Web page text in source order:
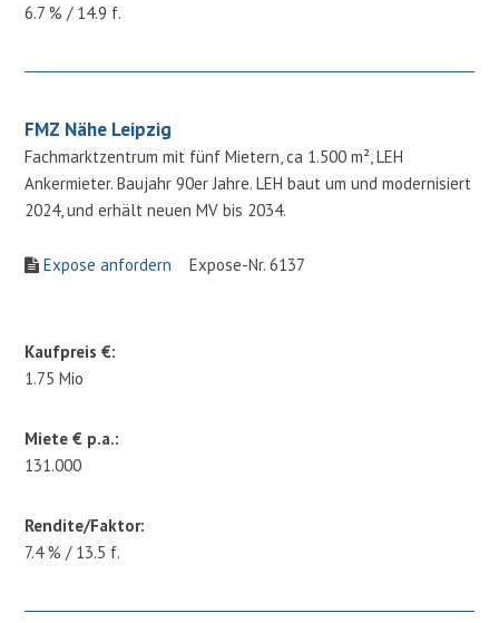
6.7 % / 14.9 f.
FMZ Nähe Leipzig
Fachmarktzentrum mit fünf Mietern, ca 1.500 m², LEH
Ankermieter. Baujahr 90er Jahre. LEH baut um und modernisiert
2024, und erhält neuen MV bis 2034.
Expose anfordern Expose-Nr. 6137
Kaufpreis €:
1.75 Mio
Miete € p.a.:
131.000
Rendite/Faktor:
7.4 % / 13.5 f.